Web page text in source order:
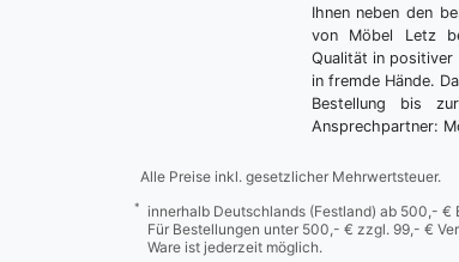
Ihnen neben den
von Möbel Letz
Qualität in positiver
in fremde Hände.
Bestellung bis
Ansprechpartner:
Alle Preise inkl. gesetzlicher Mehrwertsteuer.
*
innerhalb Deutschlands (Festland) ab 500,- €
Für Bestellungen unter 500,- € zzgl. 99,- €
Ware ist jederzeit möglich.